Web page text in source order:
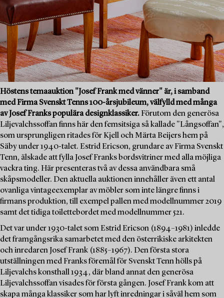
Höstens temaauktion "Josef Frank med vänner" är, i samband
med Firma Svenskt Tenns 100-årsjubileum, välfylld med många
av Josef Franks populära designklassiker. Förutom den generösa
Liljevalchssoffan finns här den femsitsiga så kallade "Långsoffan",
som ursprungligen ritades för Kjell och Märta Beijers hem på
Säby under 1940-talet. Estrid Ericson, grundare av Firma Svenskt
Tenn, älskade att fylla Josef Franks bordsvitriner med alla möjliga
vackra ting. Här presenteras två av dessa användbara små
skåpsmodeller. Den aktuella auktionen innehåller även ett antal
ovanliga vintageexemplar av möbler som inte längre finns i
firmans produktion, till exempel pallen med modellnummer 2019
samt det tidiga toilettebordet med modellnummer 521.
Det var under 1930-talet som Estrid Ericson (1894–1981) inledde
det framgångsrika samarbetet med den österrikiske arkitekten
och inredaren Josef Frank (1885–1967). Den första stora
utställningen med Franks föremål för Svenskt Tenn hölls på
Liljevalchs konsthall 1934, där bland annat den generösa
Liljevalchssoffan visades för första gången. Josef Frank kom att
skapa många klassiker som har lyft inredningar i såväl hem som